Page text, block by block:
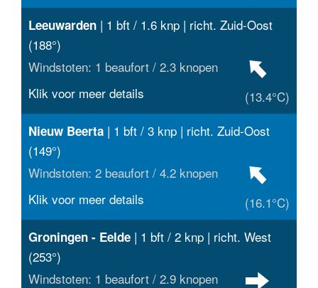
Leeuwarden | 1 bft / 1.6 knp | richt. Zuid-Oost
(188°)
Windstoten: 1 beaufort / 2.3 knopen
(13.4°C)
Klik voor meer details
Nieuw Beerta | 1 bft / 3 knp | richt. Zuid-Oost
(149°)
Windstoten: 2 beaufort / 4.2 knopen
(16.1°C)
Klik voor meer details
Groningen - Eelde | 1 bft / 2 knp | richt. West
(253°)
Windstoten: 1 beaufort / 2.9 knopen